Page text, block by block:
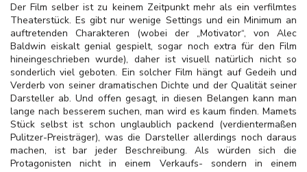
Der Film selber ist zu keinem Zeitpunkt mehr als ein verfilmtes
Theaterstück. Es gibt nur wenige Settings und ein Minimum an
auftretenden Charakteren (wobei der „Motivator“, von Alec
Baldwin eiskalt genial gespielt, sogar noch extra für den Film
hineingeschrieben wurde), daher ist visuell natürlich nicht so
sonderlich viel geboten. Ein solcher Film hängt auf Gedeih und
Verderb von seiner dramatischen Dichte und der Qualität seiner
Darsteller ab. Und offen gesagt, in diesen Belangen kann man
lange nach besserem suchen, man wird es kaum finden. Mamets
Stück selbst ist schon unglaublich packend (verdientermaßen
Pulitzer-Preisträger), was die Darsteller allerdings noch daraus
machen, ist bar jeder Beschreibung. Als würden sich die
Protagonisten nicht in einem Verkaufs- sondern in einem